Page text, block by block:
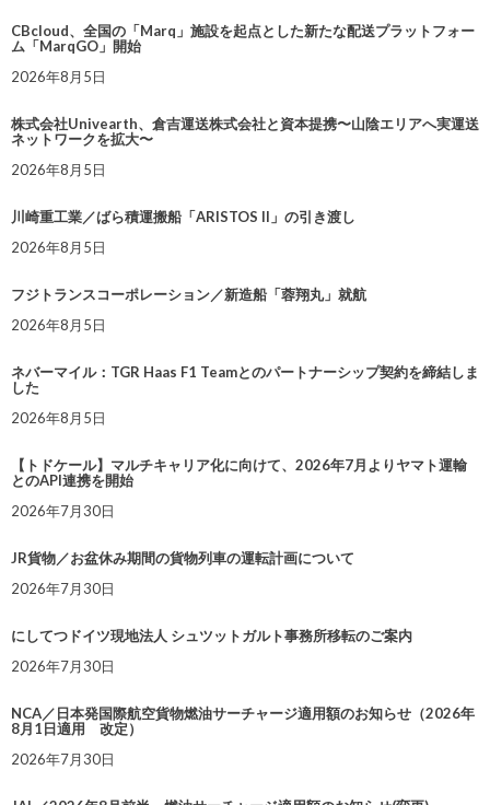
CBcloud、全国の「Marq」施設を起点とした新たな配送プラットフォー
ム「MarqGO」開始
2026年8月5日
株式会社Univearth、倉吉運送株式会社と資本提携〜山陰エリアへ実運送
ネットワークを拡大〜
2026年8月5日
川崎重工業／ばら積運搬船「ARISTOS II」の引き渡し
2026年8月5日
フジトランスコーポレーション／新造船「蓉翔丸」就航
2026年8月5日
ネバーマイル：TGR Haas F1 Teamとのパートナーシップ契約を締結しま
した
2026年8月5日
【トドケール】マルチキャリア化に向けて、2026年7月よりヤマト運輸
とのAPI連携を開始
2026年7月30日
JR貨物／お盆休み期間の貨物列車の運転計画について
2026年7月30日
にしてつドイツ現地法人 シュツットガルト事務所移転のご案内
2026年7月30日
NCA／日本発国際航空貨物燃油サーチャージ適用額のお知らせ（2026年
8月1日適用 改定）
2026年7月30日